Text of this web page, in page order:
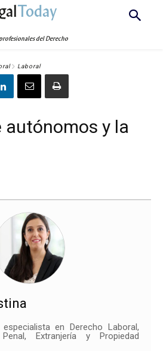
Today
del Derecho
Laboral
autónomos y la
en Derecho Laboral,
Extranjería y Propiedad